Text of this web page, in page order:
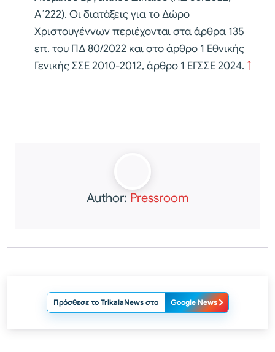
Α΄222). Οι διατάξεις για το Δώρο
Χριστουγέννων περιέχονται στα άρθρα 135
επ. του ΠΔ 80/2022 και στο άρθρο 1 Εθνικής
Γενικής ΣΣΕ 2010-2012, άρθρο 1 ΕΓΣΣΕ 2024. ↑
Author: Pressroom
Πρόσθεσε το TrikalaNews στο Google News